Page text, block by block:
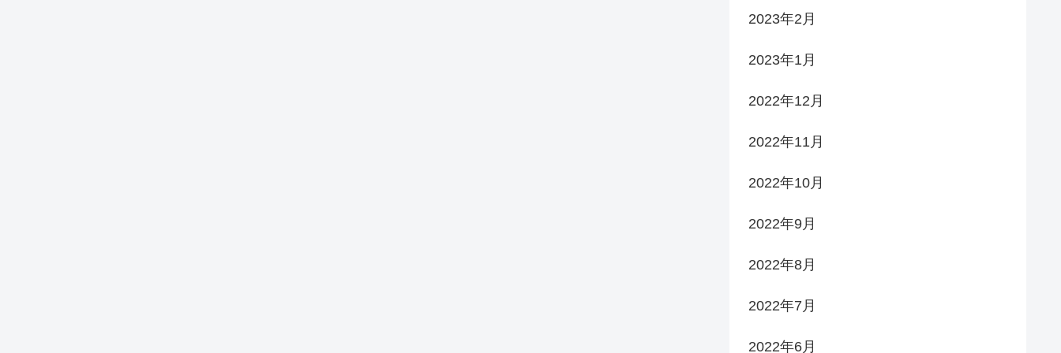
2023年2月
2023年1月
2022年12月
2022年11月
2022年10月
2022年9月
2022年8月
2022年7月
2022年6月